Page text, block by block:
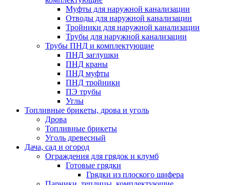
Муфты для наружной канализации
Отводы для наружной канализации
Тройники для наружной канализации
Трубы для наружной канализации
Трубы ПНД и комплектующие
ПНД заглушки
ПНД краны
ПНД муфты
ПНД тройники
ПЭ трубы
Углы
Топливные брикеты, дрова и уголь
Дрова
Топливные брикеты
Уголь древесный
Дача, сад и огород
Ограждения для грядок и клумб
Готовые грядки
Грядки из плоского шифера